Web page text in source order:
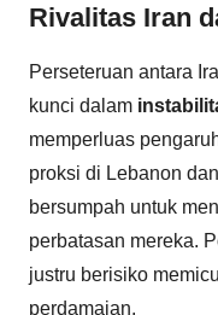
Rivalitas Iran
Perseteruan antara
kunci dalam
memperluas
proksi di Lebanon
bersumpah untuk
perbatasan mereka.
justru berisiko
perdamaian.